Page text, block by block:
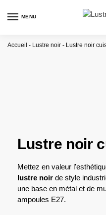
MENU
Accueil - Lustre noir - Lustre noir
Lustre noir
Mettez en valeur
lustre noir de style
une base en métal et de
ampoules E27.